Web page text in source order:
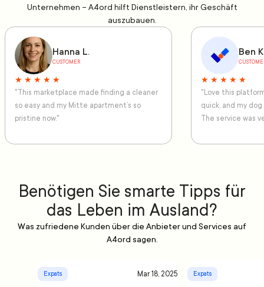
Unternehmen – A4ord hilft Dienstleistern, ihr Geschäft
auszubauen.
Hanna L.
CUSTOMER
★ ★ ★ ★ ★
"This marketplace made finding a cleaner
so easy and my Mitte apartment’s so
pristine now."
Ben
★ ★ ★ ★ ★
"Love this
quick, and my
The service was
Benötigen Sie smarte Tipps für
das Leben im Ausland?
Was zufriedene Kunden über die Anbieter und Services auf
A4ord sagen.
Expats Mar 18, 2025 Expats